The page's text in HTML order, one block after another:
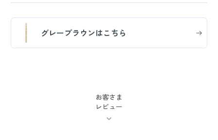
グレーブラウンはこちら
お客さま
レビュー